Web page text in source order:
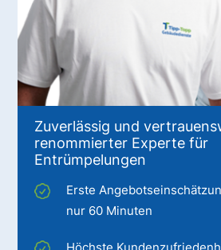
Zuverlässig und
renommierter Experte für
Entrümpelungen
Erste
nur 60 Minuten